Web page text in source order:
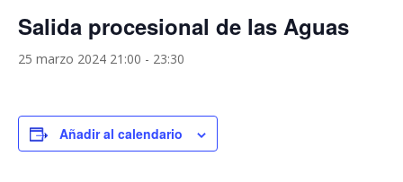
Salida procesional de las Aguas
25 marzo 2024 21:00 - 23:30
Añadir al calendario